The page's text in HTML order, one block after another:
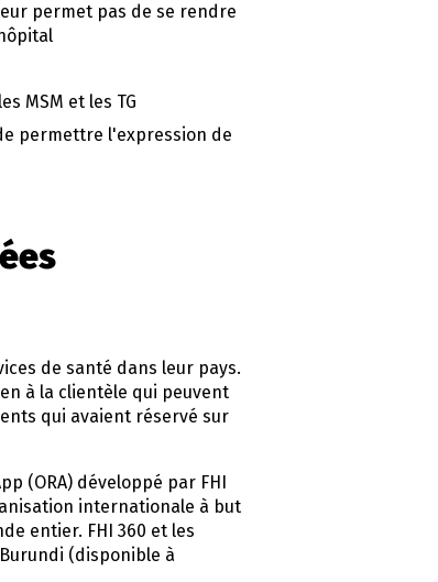
permet pas de se rendre
MSM et les TG
permettre l'expression de
de santé dans leur pays.
à la clientèle qui peuvent
qui avaient réservé sur
(ORA) développé par FHI
internationale à but
entier. FHI 360 et les
(disponible à